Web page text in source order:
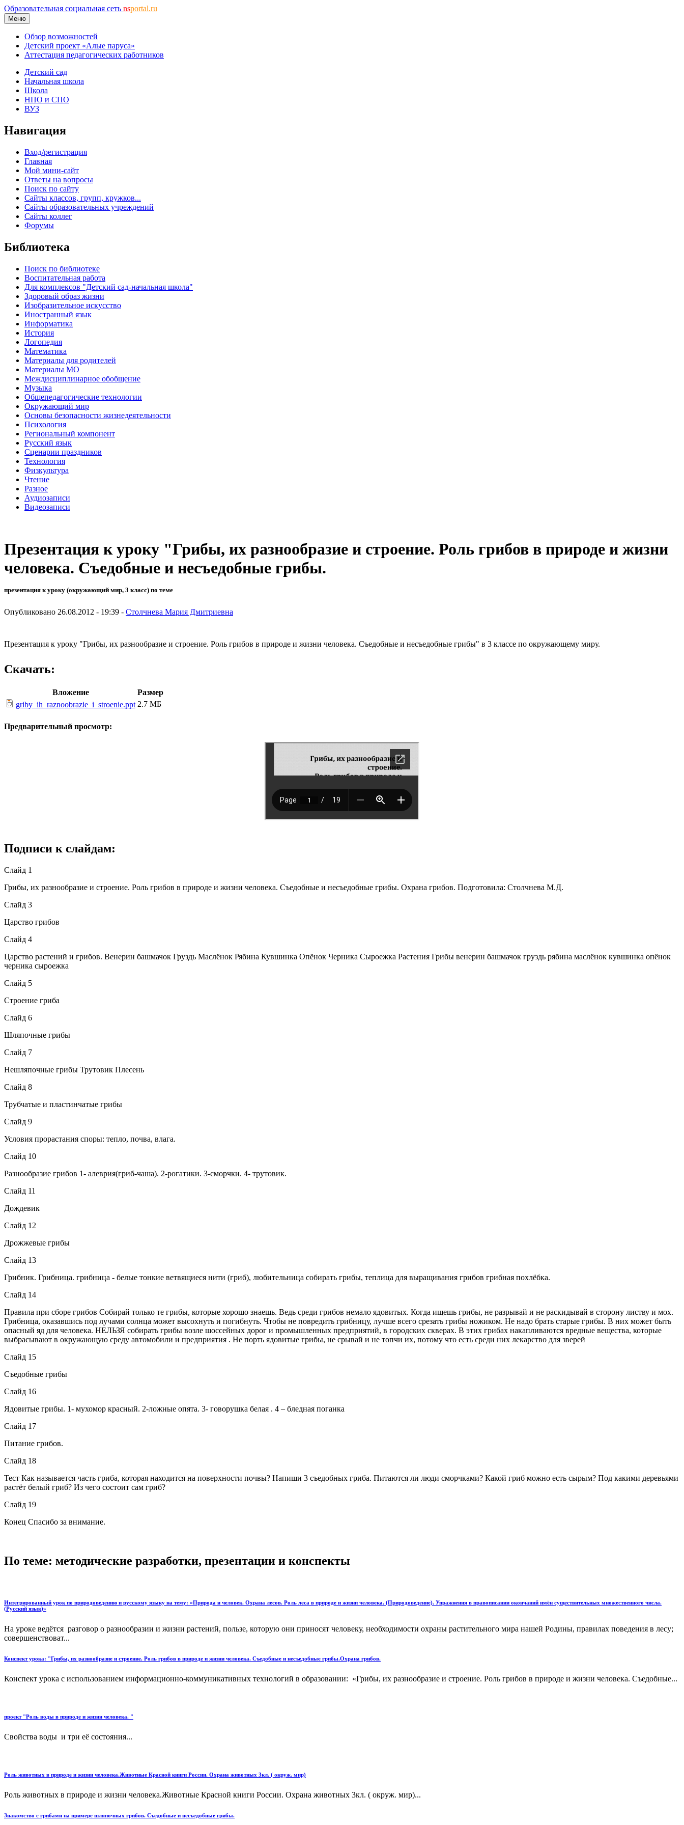
Образовательная социальная сеть nsportal.ru
Меню
Обзор возможностей
Детский проект «Алые паруса»
Аттестация педагогических работников
Детский сад
Начальная школа
Школа
НПО и СПО
ВУЗ
Навигация
Вход/регистрация
Главная
Мой мини-сайт
Ответы на вопросы
Поиск по сайту
Сайты классов, групп, кружков...
Сайты образовательных учреждений
Сайты коллег
Форумы
Библиотека
Поиск по библиотеке
Воспитательная работа
Для комплексов "Детский сад-начальная школа"
Здоровый образ жизни
Изобразительное искусство
Иностранный язык
Информатика
История
Логопедия
Математика
Материалы для родителей
Материалы МО
Междисциплинарное обобщение
Музыка
Общепедагогические технологии
Окружающий мир
Основы безопасности жизнедеятельности
Психология
Региональный компонент
Русский язык
Сценарии праздников
Технология
Физкультура
Чтение
Разное
Аудиозаписи
Видеозаписи
Презентация к уроку "Грибы, их разнообразие и строение. Роль грибов в природе и жизни
человека. Съедобные и несъедобные грибы.
презентация к уроку (окружающий мир, 3 класс) по теме
Опубликовано 26.08.2012 - 19:39 - Столчнева Мария Дмитриевна
Презентация к уроку "Грибы, их разнообразие и строение. Роль грибов в природе и жизни человека. Съедобные и несъедобные грибы" в 3 классе по окружающему миру.
Скачать:
Вложение
Размер
griby_ih_raznoobrazie_i_stroenie.ppt 2.7 МБ
Предварительный просмотр:
Подписи к слайдам:
Слайд 1
Грибы, их разнообразие и строение. Роль грибов в природе и жизни человека. Съедобные и несъедобные грибы. Охрана грибов. Подготовила: Столчнева М.Д.
Слайд 3
Царство грибов
Слайд 4
Царство растений и грибов. Венерин башмачок Груздь Маслёнок Рябина Кувшинка Опёнок Черника Сыроежка Растения Грибы венерин башмачок груздь рябина маслёнок кувшинка опёнок
черника сыроежка
Слайд 5
Строение гриба
Слайд 6
Шляпочные грибы
Слайд 7
Нешляпочные грибы Трутовик Плесень
Слайд 8
Трубчатые и пластинчатые грибы
Слайд 9
Условия прорастания споры: тепло, почва, влага.
Слайд 10
Разнообразие грибов 1- алеврия(гриб-чаша). 2-рогатики. 3-сморчки. 4- трутовик.
Слайд 11
Дождевик
Слайд 12
Дрожжевые грибы
Слайд 13
Грибник. Грибница. грибница - белые тонкие ветвящиеся нити (гриб), любительница собирать грибы, теплица для выращивания грибов грибная похлёбка.
Слайд 14
Правила при сборе грибов Собирай только те грибы, которые хорошо знаешь. Ведь среди грибов немало ядовитых. Когда ищешь грибы, не разрывай и не раскидывай в сторону листву и мох.
Грибница, оказавшись под лучами солнца может высохнуть и погибнуть. Чтобы не повредить грибницу, лучше всего срезать грибы ножиком. Не надо брать старые грибы. В них может быть
опасный яд для человека. НЕЛЬЗЯ собирать грибы возле шоссейных дорог и промышленных предприятий, в городских скверах. В этих грибах накапливаются вредные вещества, которые
выбрасывают в окружающую среду автомобили и предприятия . Не порть ядовитые грибы, не срывай и не топчи их, потому что есть среди них лекарство для зверей
Слайд 15
Съедобные грибы
Слайд 16
Ядовитые грибы. 1- мухомор красный. 2-ложные опята. 3- говорушка белая . 4 – бледная поганка
Слайд 17
Питание грибов.
Слайд 18
Тест Как называется часть гриба, которая находится на поверхности почвы? Напиши 3 съедобных гриба. Питаются ли люди сморчками? Какой гриб можно есть сырым? Под какими деревьями
растёт белый гриб? Из чего состоит сам гриб?
Слайд 19
Конец Спасибо за внимание.
По теме: методические разработки, презентации и конспекты
Интегрированный урок по природоведению и русскому языку на тему: «Природа и человек. Охрана лесов. Роль леса в природе и жизни человека. (Природоведение). Упражнения в правописании окончаний имён существительных множественного числа.
(Русский язык)»
На уроке ведётся разговор о разнообразии и жизни растений, пользе, которую они приносят человеку, необходимости охраны растительного мира нашей Родины, правилах поведения в лесу;
совершенствоват...
Конспект урока: "Грибы, их разнообразие и строение. Роль грибов в природе и жизни человека. Съедобные и несъедобные грибы.Охрана грибов.
Конспект урока с использованием информационно-коммуникативных технологий в образовании: «Грибы, их разнообразие и строение. Роль грибов в природе и жизни человека. Съедобные...
проект "Роль воды в природе и жизни человека. "
Свойства воды и три её состояния...
Роль животных в природе и жизни человека.Животные Красной книги России. Охрана животных 3кл. ( окруж. мир)
Роль животных в природе и жизни человека.Животные Красной книги России. Охрана животных 3кл. ( окруж. мир)...
Знакомство с грибами на примере шляпочных грибов. Съедобные и несъедобные грибы.